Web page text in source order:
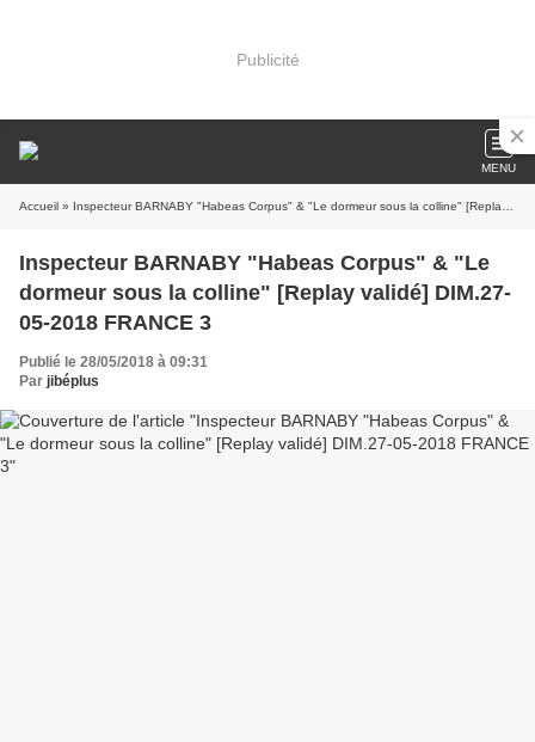
Publicité
MENU
Accueil » Inspecteur BARNABY "Habeas Corpus" & "Le dormeur sous la colline" [Replay validé] DIM.27-05-2018 FRANCE 3
Inspecteur BARNABY "Habeas Corpus" & "Le
dormeur sous la colline" [Replay validé] DIM.27-
05-2018 FRANCE 3
Publié le 28/05/2018 à 09:31
Par jibéplus